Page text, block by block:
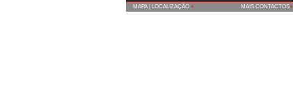
IC2 (Est. Nac. 1) Km 90 Covão do Milho
MAPA | LOCALIZAÇÃO + MAIS CONTACTOS+